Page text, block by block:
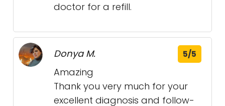
doctor for a refill.
Donya M. 5/5
Amazing
Thank you very much for your
excellent diagnosis and follow-